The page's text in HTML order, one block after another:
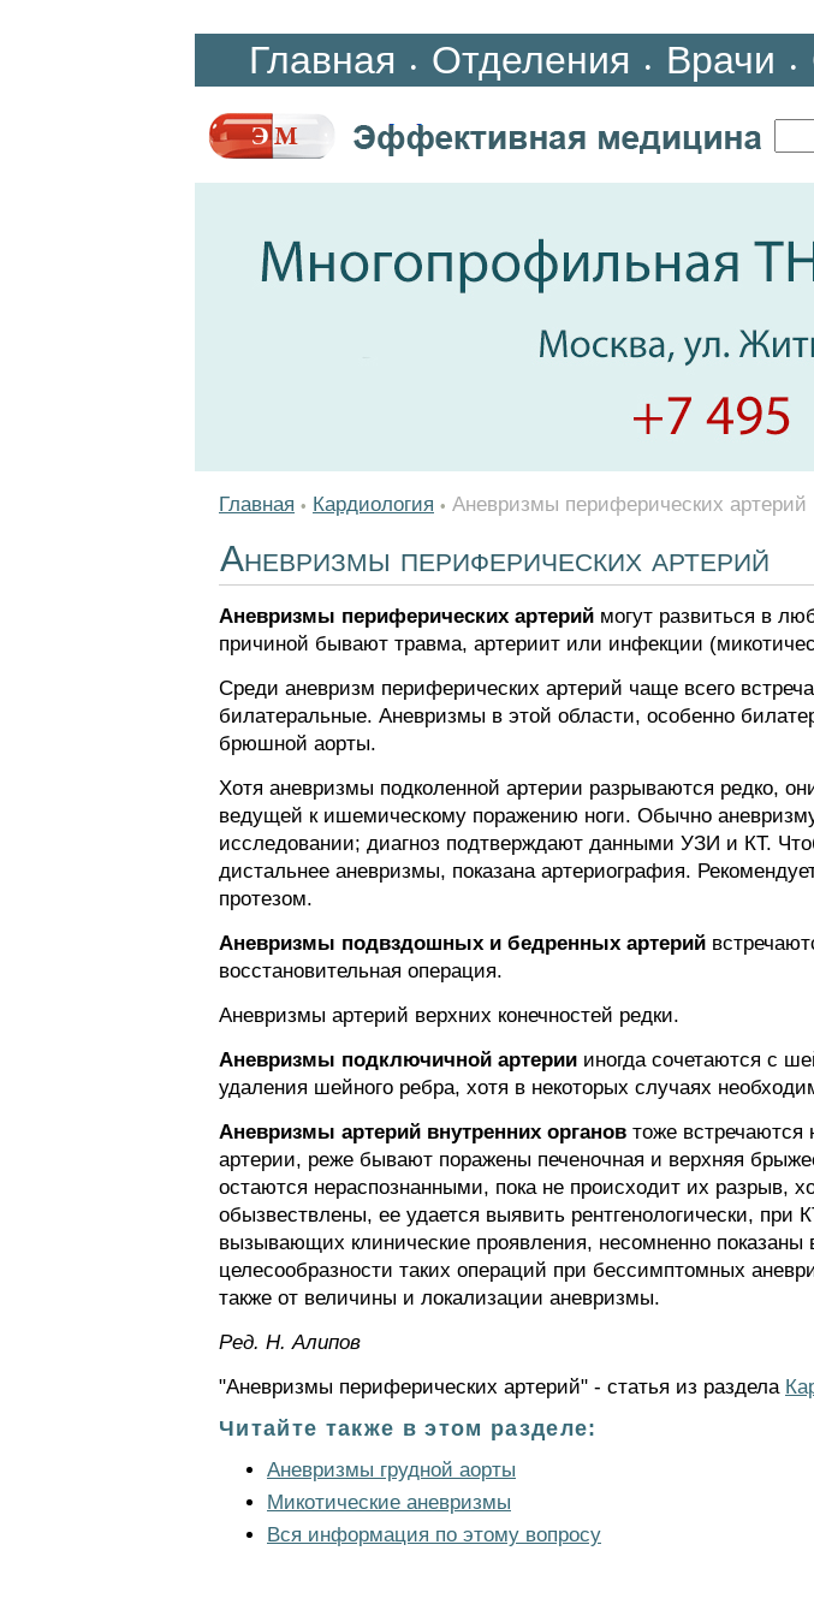
Главная • Отделения • Врачи •
Главная • Кардиология • Аневризмы периферических артерий
Аневризмы периферических артерий
Аневризмы периферических артерий могут развиться в
причиной бывают травма, артериит или инфекции
Среди аневризм периферических артерий чаще всего
билатеральные. Аневризмы в этой области, особенно
брюшной аорты.
Хотя аневризмы подколенной артерии разрываются редко,
ведущей к ишемическому поражению ноги. Обычно
исследовании; диагноз подтверждают данными УЗИ и КТ.
дистальнее аневризмы, показана артериография.
протезом.
Аневризмы подвздошных и бедренных артерий
восстановительная операция.
Аневризмы артерий верхних конечностей редки.
Аневризмы подключичной артерии иногда сочетаются с
удаления шейного ребра, хотя в некоторых случаях
Аневризмы артерий внутренних органов тоже встречаются
артерии, реже бывают поражены печеночная и верхняя
остаются нераспознанными, пока не происходит их разрыв,
обызвествлены, ее удается выявить рентгенологически,
вызывающих клинические проявления, несомненно показаны
целесообразности таких операций при бессимптомных
также от величины и локализации аневризмы.
Ред. Н. Алипов
"Аневризмы периферических артерий" - статья из раздела
Читайте также в этом разделе:
Аневризмы грудной аорты
Микотические аневризмы
Вся информация по этому вопросу